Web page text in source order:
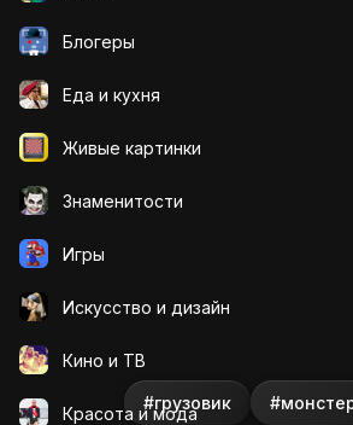
Блогеры
Еда и кухня
Живые картинки
Знаменитости
Игры
Искусcтво и дизайн
Кино и ТВ
Красота и мода
#грузовик